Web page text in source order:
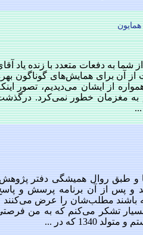
به دفعات متعدد با زنده یاد
آن برای همایش‌های گوناگون
از ایشان می‌دیدیم، تصور
به مغزمان خطور نمی‌کرد.
و طبق روال همیشگی دفتر
و پس از آن برنامه پرسش و
باشند مطلب‌شان را عرض می‌کنند
بسیار تشکر می‌کنم که به من
که در ...